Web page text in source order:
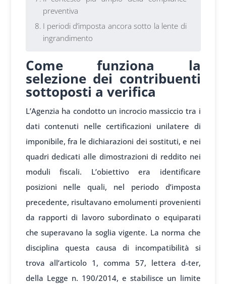
preventiva
I periodi d’imposta ancora sotto la lente di
ingrandimento
Come funziona la
selezione dei contribuenti
sottoposti a verifica
L’Agenzia ha condotto un incrocio massiccio tra i
dati contenuti nelle certificazioni unilatere di
imponibile, fra le dichiarazioni dei sostituti, e nei
quadri dedicati alle dimostrazioni di reddito nei
moduli fiscali. L’obiettivo era identificare
posizioni nelle quali, nel periodo d’imposta
precedente, risultavano emolumenti provenienti
da rapporti di lavoro subordinato o equiparati
che superavano la soglia vigente. La norma che
disciplina questa causa di incompatibilità si
trova all’articolo 1, comma 57, lettera d-ter,
della Legge n. 190/2014, e stabilisce un limite